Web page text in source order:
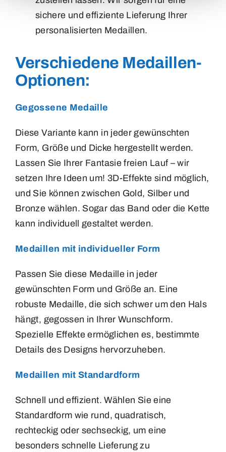
sichere und effiziente Lieferung Ihrer
personalisierten Medaillen.
Verschiedene Medaillen-
Optionen:
Gegossene Medaille
Diese Variante kann in jeder gewünschten
Form, Größe und Dicke hergestellt werden.
Lassen Sie Ihrer Fantasie freien Lauf – wir
setzen Ihre Ideen um! 3D-Effekte sind möglich,
und Sie können zwischen Gold, Silber und
Bronze wählen. Sogar das Band oder die Kette
kann individuell gestaltet werden.
Medaillen mit individueller Form
Passen Sie diese Medaille in jeder
gewünschten Form und Größe an. Eine
robuste Medaille, die sich schwer um den Hals
hängt, gegossen in Ihrer Wunschform.
Spezielle Effekte ermöglichen es, bestimmte
Details des Designs hervorzuheben.
Medaillen mit Standardform
Schnell und effizient. Wählen Sie eine
Standardform wie rund, quadratisch,
rechteckig oder sechseckig, um eine
besonders schnelle Lieferung zu